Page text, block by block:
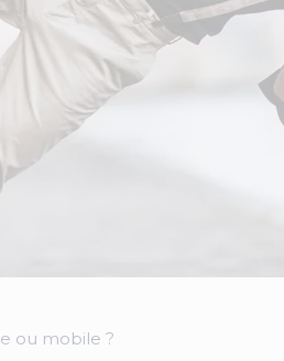
ou mobile ?